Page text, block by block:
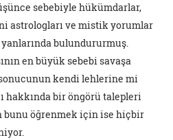
sebebiyle hükümdarlar,
astrologları ve mistik yorumlar
bulundururmuş.
en büyük sebebi savaşa
kendi lehlerine mi
hakkında bir öngörü talepleri
bunu öğrenmek için ise hiçbir